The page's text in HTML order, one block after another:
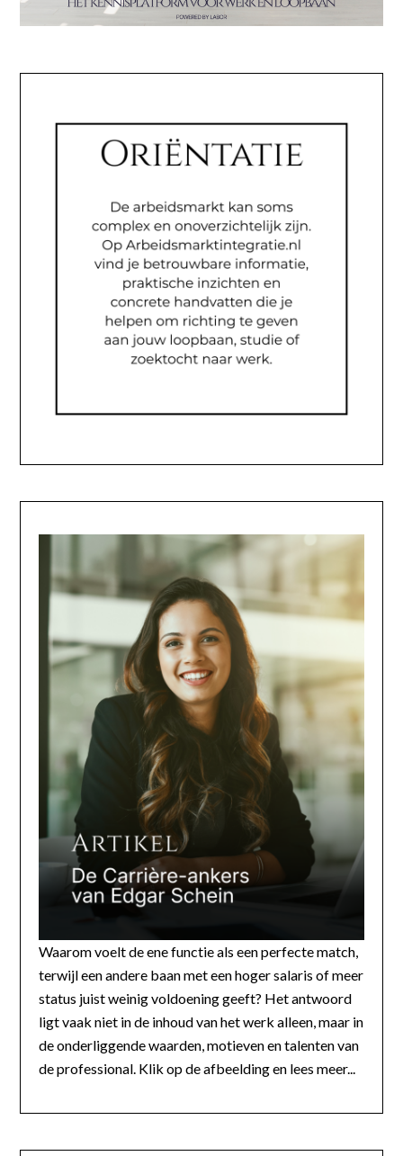
Waarom voelt de ene functie als een perfecte match,
terwijl een andere baan met een hoger salaris of meer
status juist weinig voldoening geeft? Het antwoord
ligt vaak niet in de inhoud van het werk alleen, maar in
de onderliggende waarden, motieven en talenten van
de professional. Klik op de afbeelding en lees meer...